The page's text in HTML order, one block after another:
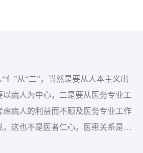
亻”从“二”，当然是要从人本主义出
病人为中心，二是要从医务专业工
病人的利益而不顾及医务专业工作
这也不是医者仁心。医患关系是一
者的疾病痛苦是显性的，属阳；医